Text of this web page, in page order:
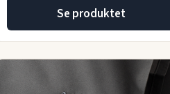
Se produktet